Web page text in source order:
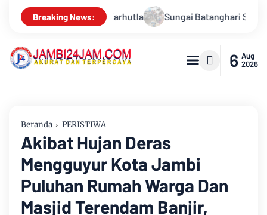
Breaking News:
Surut Akibat Kemarau, Pasokan Air Bersih Tirta
6 Aug
2026
Beranda PERISTIWA
Akibat Hujan Deras
Mengguyur Kota Jambi
Puluhan Rumah Warga Dan
Masjid Terendam Banjir,